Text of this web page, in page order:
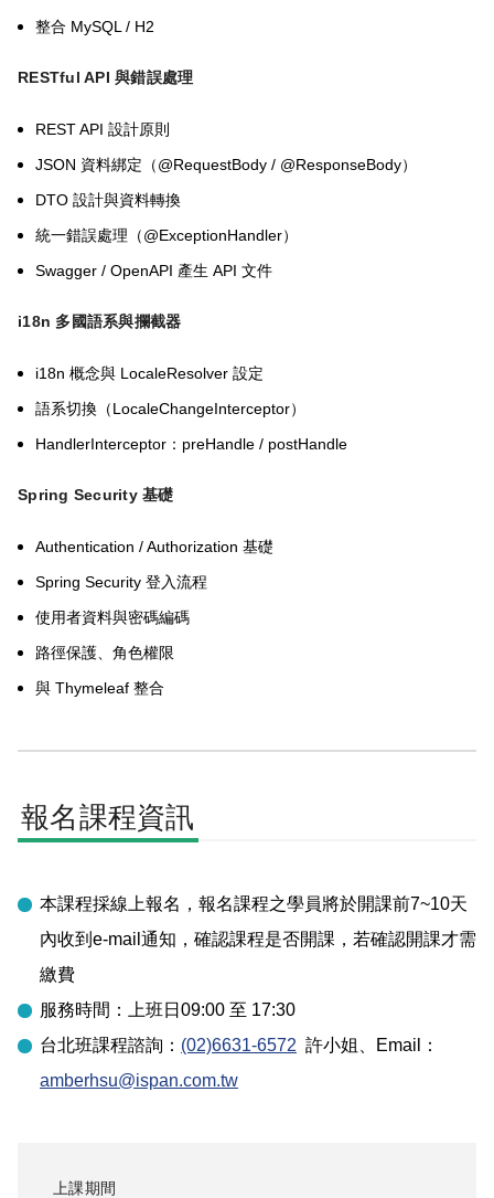
整合 MySQL / H2
RESTful API 與錯誤處理
REST API 設計原則
JSON 資料綁定（ @RequestBody / @ResponseBody）
DTO 設計與資料轉換
統一錯誤處理（ @ExceptionHandler）
Swagger / OpenAPI 產生 API 文件
i18n 多國語系與攔截器
i18n 概念與 LocaleResolver 設定
語系切換（ LocaleChangeInterceptor）
HandlerInterceptor ： preHandle / postHandle
Spring Security 基礎
Authentication / Authorization 基礎
Spring Security 登入流程
使用者資料與密碼編碼
路徑保護、角色權限
與 Thymeleaf 整合
報名課程資訊
本課程採線上報名，報名課程之學員將於開課前7~10天
內收到e-mail通知，確認課程是否開課，若確認開課才需
繳費
服務時間：上班日09:00 至 17:30
台北班課程諮詢： (02)6631-6572 許小姐
、Email：
amberhsu@ispan.com.tw
上課期間